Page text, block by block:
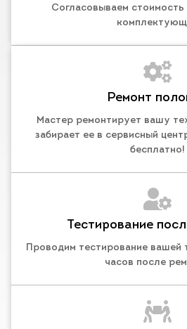
Согласовываем
Ремонт
Мастер ремонтирует вашу
забирает ее в сервисный
бесплатно!
Тестирование
Проводим тестирование вашей
часов после